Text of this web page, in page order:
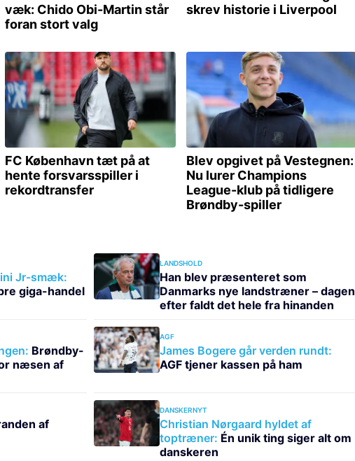
Jr-smæk:
giga-handel
LANDSHOLD
Han blev præsenteret som
Danmarks nye landstræner – dagen
efter faldt det hele fra hinanden
Brøndby-
næsen af
AGF
James Bogere går verden rundt:
AGF tjener kassen på ham
af
DANSKERNYT
Christian Nørgaard hyldet af
toptræner: Én unik ting siger alt om
danskeren